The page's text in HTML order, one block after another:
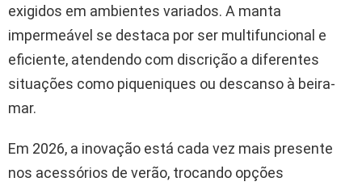
exigidos em ambientes variados. A manta
impermeável se destaca por ser multifuncional e
eficiente, atendendo com discrição a diferentes
situações como piqueniques ou descanso à beira-
mar.
Em 2026, a inovação está cada vez mais presente
nos acessórios de verão, trocando opções